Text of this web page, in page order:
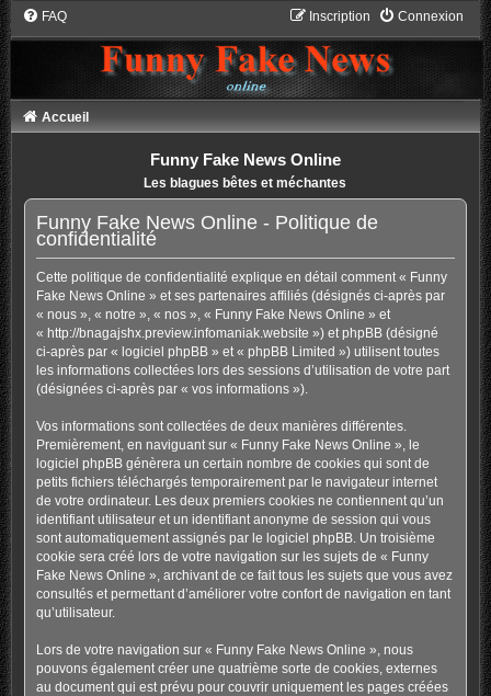
FAQ Connexion
Inscription
Accueil
Funny Fake News Online
Les blagues bêtes et méchantes
Funny Fake News Online - Politique de
confidentialité
Cette politique de confidentialité explique en détail comment « Funny
Fake News Online » et ses partenaires affiliés (désignés ci-après par
« nous », « notre », « nos », « Funny Fake News Online » et
« http://bnagajshx.preview.infomaniak.website ») et phpBB (désigné
ci-après par « logiciel phpBB » et « phpBB Limited ») utilisent toutes
les informations collectées lors des sessions d’utilisation de votre part
(désignées ci-après par « vos informations »).
Vos informations sont collectées de deux manières différentes.
Premièrement, en naviguant sur « Funny Fake News Online », le
logiciel phpBB génèrera un certain nombre de cookies qui sont de
petits fichiers téléchargés temporairement par le navigateur internet
de votre ordinateur. Les deux premiers cookies ne contiennent qu’un
identifiant utilisateur et un identifiant anonyme de session qui vous
sont automatiquement assignés par le logiciel phpBB. Un troisième
cookie sera créé lors de votre navigation sur les sujets de « Funny
Fake News Online », archivant de ce fait tous les sujets que vous avez
consultés et permettant d’améliorer votre confort de navigation en tant
qu’utilisateur.
Lors de votre navigation sur « Funny Fake News Online », nous
pouvons également créer une quatrième sorte de cookies, externes
au document qui est prévu pour couvrir uniquement les pages créées